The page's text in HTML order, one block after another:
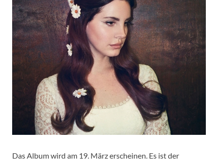
Das Album wird am 19. März erscheinen. Es ist der